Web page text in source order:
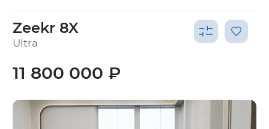
Zeekr 8X
Ultra
11 800 000 ₽